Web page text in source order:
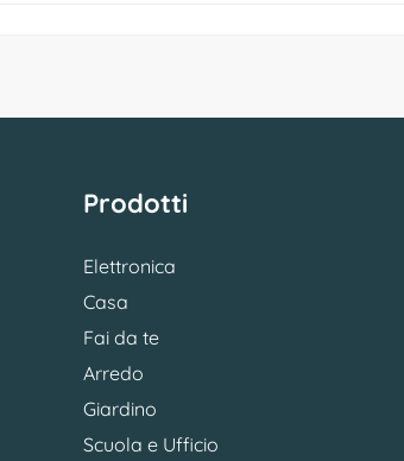
Prodotti
Elettronica
Casa
Fai da te
Arredo
Giardino
Scuola e Ufficio